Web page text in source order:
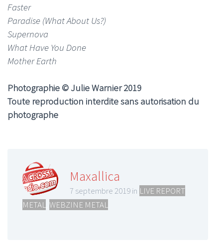
Faster
Paradise (What About Us?)
Supernova
What Have You Done
Mother Earth
Photographie © Julie Warnier 2019
Toute reproduction interdite sans autorisation du
photographe
Maxallica
7 septembre 2019 in LIVE REPORT
METAL WEBZINE METAL